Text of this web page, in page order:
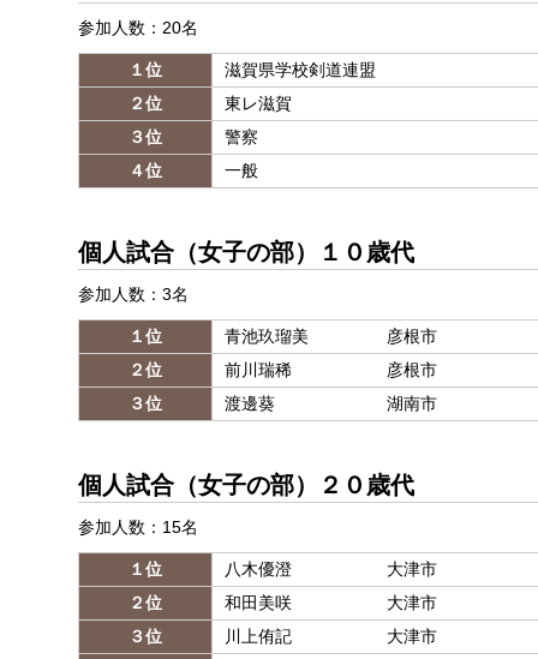
参加人数：20名
１位
滋賀県学校剣道連盟
２位
東レ滋賀
３位
警察
４位
一般
個人試合（女子の部）１０歳代
参加人数：3名
１位 青池玖瑠美
彦根市
２位
前川瑞稀
彦根市
３位
渡邊葵 湖南市
個人試合（女子の部）２０歳代
参加人数：15名
１位 八木優澄
大津市
２位
和田美咲
大津市
３位
川上侑記
大津市